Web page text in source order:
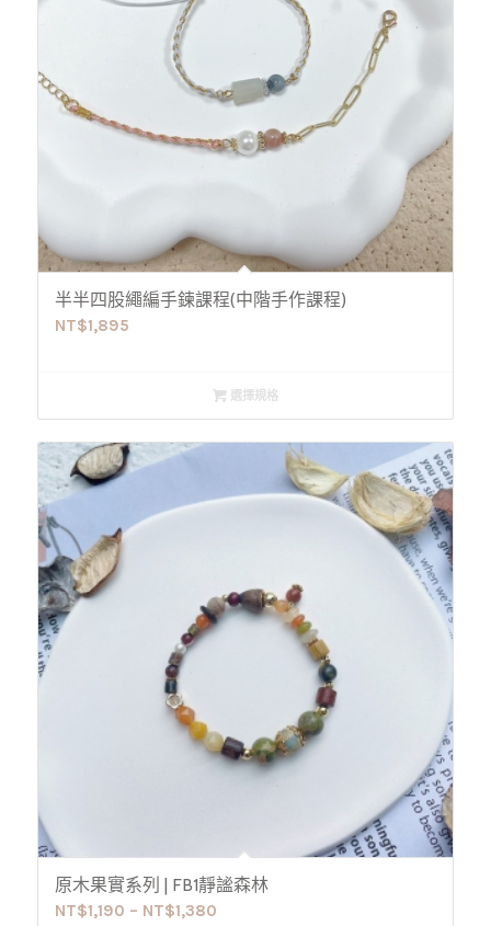
半半四股繩編手鍊課程(中階手作課程)
NT$1,895
選擇規格
原木果實系列 | FB1靜謐森林
NT$1,190 – NT$1,380